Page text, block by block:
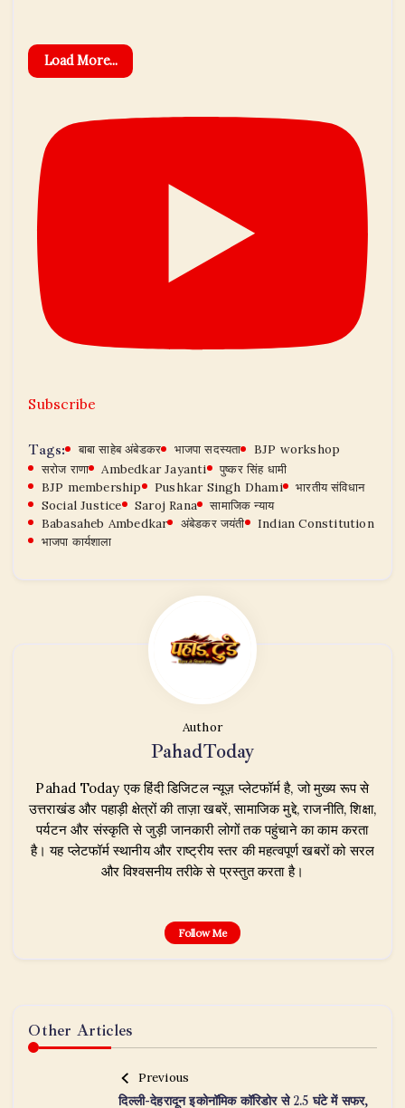
Load More...
Subscribe
Tags: बाबा साहेब अंबेडकर भाजपा सदस्यता
BJP workshop
सरोज राणा
Ambedkar Jayanti
पुष्कर सिंह धामी
BJP membership
Pushkar Singh Dhami
भारतीय संविधान
Social Justice
Saroj Rana
सामाजिक न्याय
Babasaheb Ambedkar
अंबेडकर जयंती
Indian Constitution
भाजपा कार्यशाला
Author
PahadToday
Pahad Today एक हिंदी डिजिटल न्यूज़ प्लेटफॉर्म है, जो मुख्य रूप से
उत्तराखंड और पहाड़ी क्षेत्रों की ताज़ा खबरें, सामाजिक मुद्दे, राजनीति, शिक्षा,
पर्यटन और संस्कृति से जुड़ी जानकारी लोगों तक पहुंचाने का काम करता
है। यह प्लेटफॉर्म स्थानीय और राष्ट्रीय स्तर की महत्वपूर्ण खबरों को सरल
और विश्वसनीय तरीके से प्रस्तुत करता है।
Follow Me
Other Articles
Previous
दिल्ली-देहरादून इकोनॉमिक कॉरिडोर से 2.5 घंटे में सफर,